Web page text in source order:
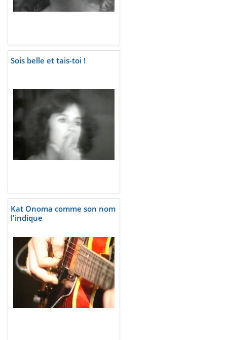
Sois belle et tais-toi !
Kat Onoma comme son nom
l'indique